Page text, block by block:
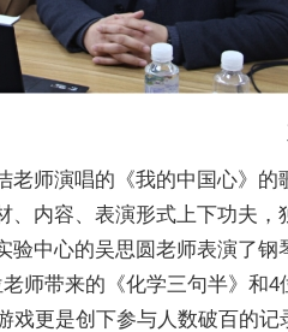
老师演唱的《我的中国心》
、内容、表演形式上下功夫
验中心的吴思圆老师表演了
师带来的《化学三句半》和
戏更是创下参与人数破百的